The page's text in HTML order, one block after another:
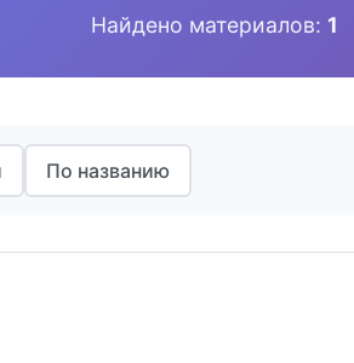
Найдено материалов: 1
По названию